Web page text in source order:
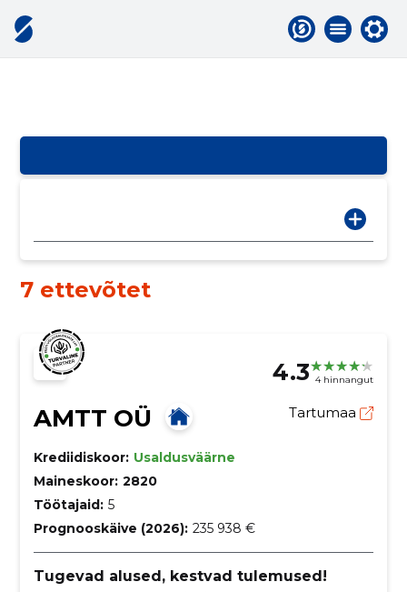
7 ettevõtet
4.3 4 hinnangut
AMTT OÜ Tartumaa
Krediidiskoor: Usaldusväärne
Maineskoor: 2820
Töötajaid: 5
Prognooskäive (2026): 235 938 €
Tugevad alused, kestvad tulemused!